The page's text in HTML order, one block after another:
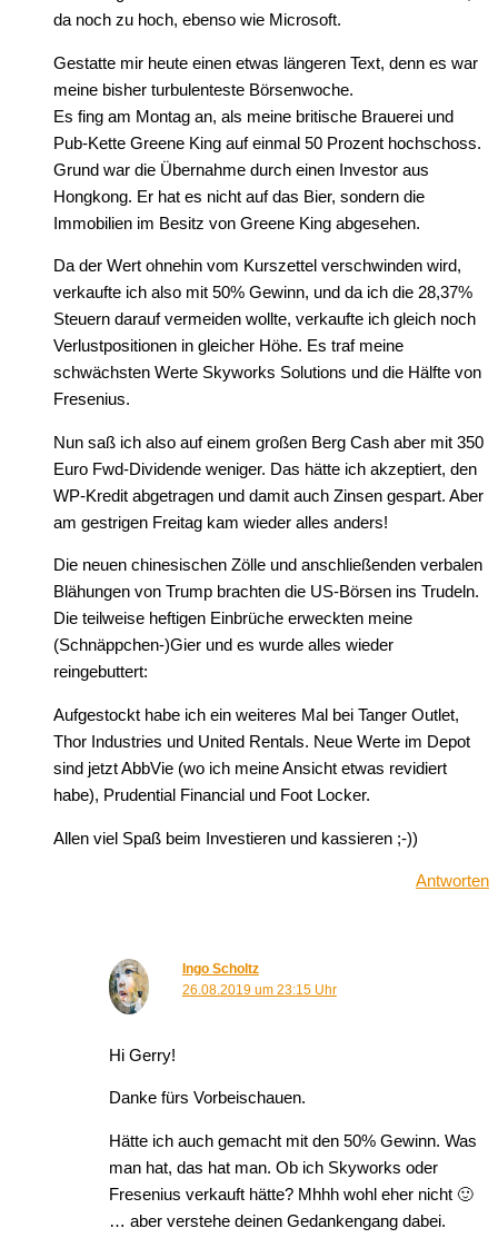
da noch zu hoch, ebenso wie Microsoft.
Gestatte mir heute einen etwas längeren Text, denn es war
meine bisher turbulenteste Börsenwoche.
Es fing am Montag an, als meine britische Brauerei und
Pub-Kette Greene King auf einmal 50 Prozent hochschoss.
Grund war die Übernahme durch einen Investor aus
Hongkong. Er hat es nicht auf das Bier, sondern die
Immobilien im Besitz von Greene King abgesehen.
Da der Wert ohnehin vom Kurszettel verschwinden wird,
verkaufte ich also mit 50% Gewinn, und da ich die 28,37%
Steuern darauf vermeiden wollte, verkaufte ich gleich noch
Verlustpositionen in gleicher Höhe. Es traf meine
schwächsten Werte Skyworks Solutions und die Hälfte von
Fresenius.
Nun saß ich also auf einem großen Berg Cash aber mit 350
Euro Fwd-Dividende weniger. Das hätte ich akzeptiert, den
WP-Kredit abgetragen und damit auch Zinsen gespart. Aber
am gestrigen Freitag kam wieder alles anders!
Die neuen chinesischen Zölle und anschließenden verbalen
Blähungen von Trump brachten die US-Börsen ins Trudeln.
Die teilweise heftigen Einbrüche erweckten meine
(Schnäppchen-)Gier und es wurde alles wieder
reingebuttert:
Aufgestockt habe ich ein weiteres Mal bei Tanger Outlet,
Thor Industries und United Rentals. Neue Werte im Depot
sind jetzt AbbVie (wo ich meine Ansicht etwas revidiert
habe), Prudential Financial und Foot Locker.
Allen viel Spaß beim Investieren und kassieren ;-))
Antworten
Ingo Scholtz
26.08.2019 um 23:15 Uhr
Hi Gerry!
Danke fürs Vorbeischauen.
Hätte ich auch gemacht mit den 50% Gewinn. Was
man hat, das hat man. Ob ich Skyworks oder
Fresenius verkauft hätte? Mhhh wohl eher nicht 🙂
… aber verstehe deinen Gedankengang dabei.